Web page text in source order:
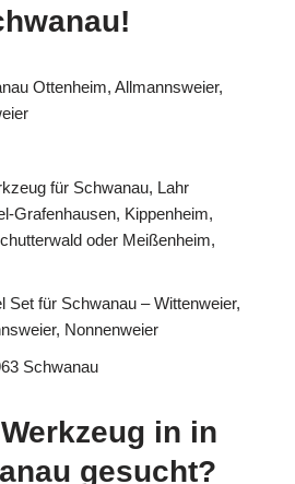
Ottenheim, Allmannsweier,
für Schwanau, Lahr
Grafenhausen, Kippenheim,
oder Meißenheim,
Set für Schwanau – Wittenweier,
Nonnenweier
Schwanau
in in
gesucht?